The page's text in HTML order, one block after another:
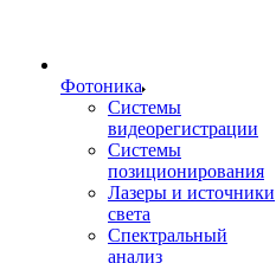
Фотоника
Cистемы
видеорегистрации
Системы
позиционирования
Лазеры и источники
света
Спектральный
анализ